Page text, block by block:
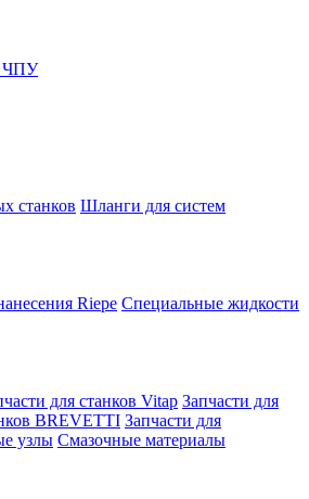
ЧПУ
станков Шланги для систем
Riepe Специальные жидкости
для станков Vitap Запчасти для
BREVETTI Запчасти для
узлы Смазочные материалы